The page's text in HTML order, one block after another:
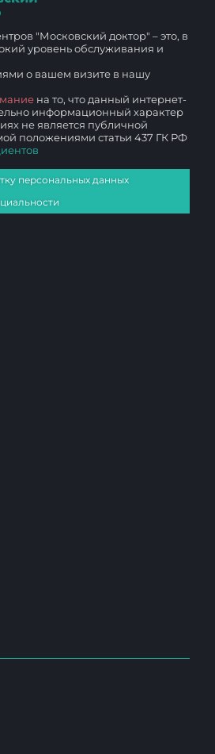
"Московский доктор" – это, в
уровень обслуживания и
о вашем визите в нашу
на то, что данный интернет-
информационный характер
не является публичной
положениями статьи 437 ГК РФ
персональных данных